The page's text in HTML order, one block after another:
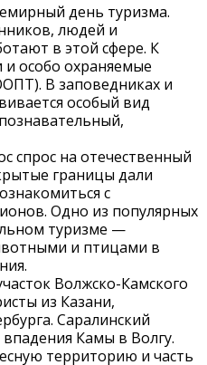
день туризма.
людей и
в этой сфере. К
особо охраняемые
В заповедниках и
особый вид
спрос на отечественный
границы дали
с
Одно из популярных
туризме —
и птицами в
Волжско-Камского
из Казани,
Саралинский
впадения Камы в Волгу.
территорию и часть